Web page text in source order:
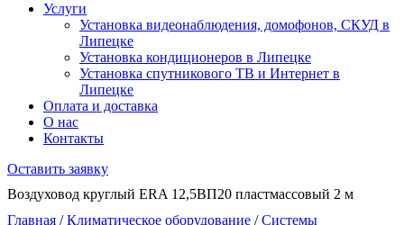
Услуги
Установка видеонаблюдения, домофонов, СКУД в
Липецке
Установка кондиционеров в Липецке
Установка спутникового ТВ и Интернет в
Липецке
Оплата и доставка
О нас
Контакты
Оставить заявку
Воздуховод круглый ERA 12,5ВП20 пластмассовый 2 м
Главная /Климатическое оборудование /Системы